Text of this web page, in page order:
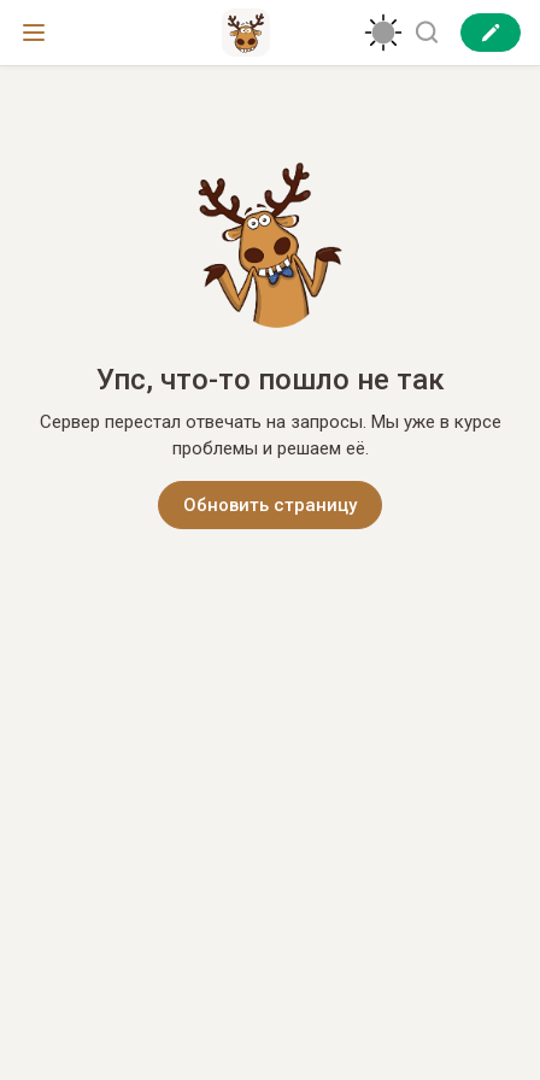
Упс, что-то пошло не так
Сервер перестал отвечать на запросы. Мы уже в курсе
проблемы и решаем её.
Обновить страницу